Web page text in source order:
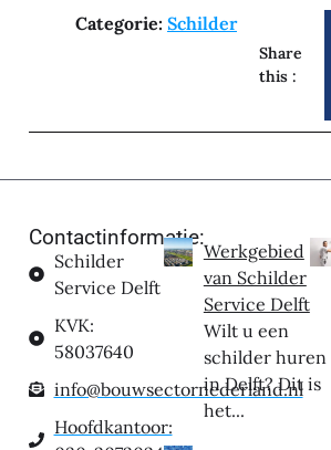
Categorie: Schilder
Share
this :
Contactinformatie:
Schilder
Service Delft
KVK:
58037640
info@bouwsectornederland.nl
Hoofdkantoor:
Werkgebied
van Schilder
Service Delft
Wilt u een
schilder huren
in Delft? Dit is
het...